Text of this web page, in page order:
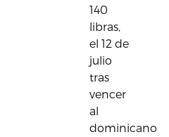
140
libras,
el 12 de
julio
tras
vencer
al
dominicano